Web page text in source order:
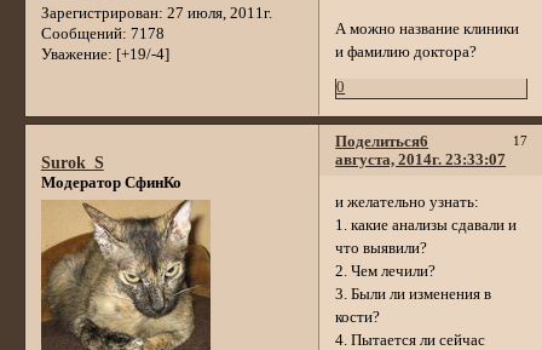
Зарегистрирован: 27 июля, 2011г.
Сообщений: 7178
Уважение: [+19/-4]
А можно название клиники
и фамилию доктора?
0
Поделиться 17
6
августа, 2014г. 23:33:07
Surok_S
Модератор СфинКо
и желательно узнать:
1. какие анализы сдавали и
что выявили?
2. Чем лечили?
3. Были ли изменения в
кости?
4. Пытается ли сейчас